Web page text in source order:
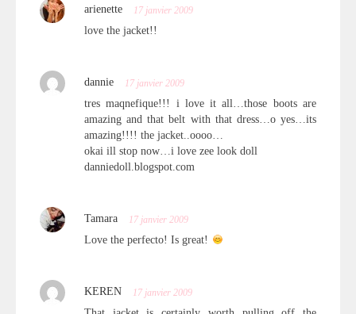
arienette 17 janvier 2009
love the jacket!!
dannie 17 janvier 2009
tres maqnefique!!! i love it all…those boots are
amazing and that belt with that dress…o yes…its
amazing!!!! the jacket..oooo…
okai ill stop now…i love zee look doll
danniedoll.blogspot.com
Tamara 17 janvier 2009
Love the perfecto! Is great!
KEREN 17 janvier 2009